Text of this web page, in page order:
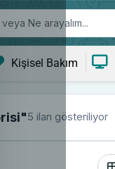
Kişisel Bakım
5 ilan gösteriliyor